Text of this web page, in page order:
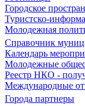
Городское
Туристско-
Молодежная
Справочник
Календарь
Молодежные
Реестр НКО -
Международные
Города партнеры